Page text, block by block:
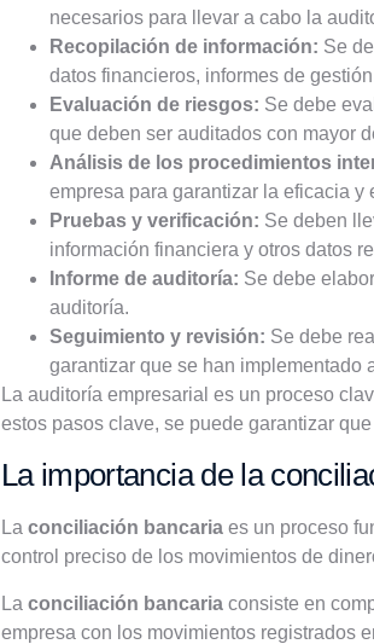
necesarios para llevar a cabo la
Recopilación de información: Se
datos financieros, informes de
Evaluación de riesgos: Se debe
que deben ser auditados con mayor
Análisis de los procedimientos
empresa para garantizar la eficacia
Pruebas y verificación: Se deben
información financiera y otros datos
Informe de auditoría: Se debe
auditoría.
Seguimiento y revisión: Se debe
garantizar que se han implementado
La auditoría empresarial es un proceso
estos pasos clave, se puede garantizar
La importancia de la
La conciliación bancaria es un proceso
control preciso de los movimientos de
La conciliación bancaria consiste en
empresa con los movimientos registrados